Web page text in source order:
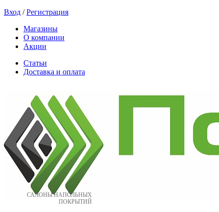
Вход /Регистрация
Магазины
О компании
Акции
Статьи
Доставка и оплата
САЛОНЫ НАПОЛЬНЫХ
ПОКРЫТИЙ